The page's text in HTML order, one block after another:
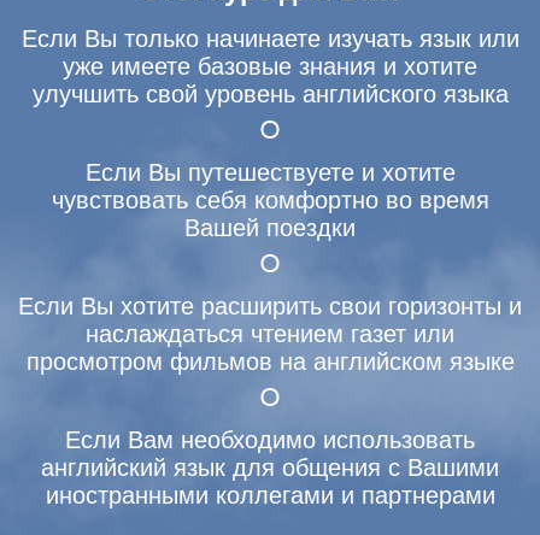
Если Вы только начинаете изучать язык или
уже имеете базовые знания и хотите
улучшить свой уровень английского языка
Если Вы путешествуете и хотите
чувствовать себя комфортно во время
Вашей поездки
Если Вы хотите расширить свои горизонты и
наслаждаться чтением газет или
просмотром фильмов на английском языке
Если Вам необходимо использовать
английский язык для общения с Вашими
иностранными коллегами и партнерами